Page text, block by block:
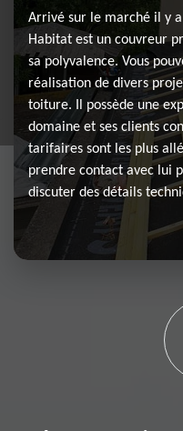
Arrivé sur le marché il y
Habitat est un couvreur
sa polyvalence. Vous
réalisation de divers
toiture. Il possède une
domaine et ses clients
tarifaires sont les plus
prendre contact avec lui
discuter des détails